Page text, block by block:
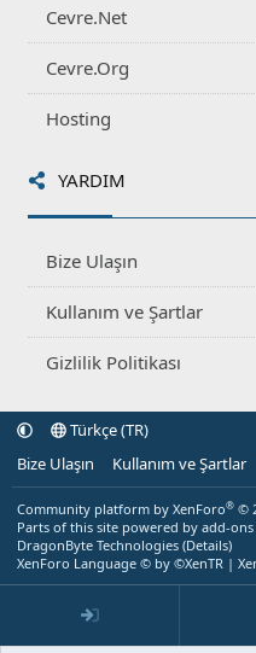
Cevre.Net
Cevre.Org
Hosting
YARDIM
Bize Ulaşın
Kullanım ve Şartlar
Gizlilik Politikası
Türkçe (TR)
Bize Ulaşın
Kullanım ve Şartlar
Community platform by XenForo® ©
Parts of this site powered by add-
DragonByte Technologies (Details)
XenForo Language © by ©XenTR |